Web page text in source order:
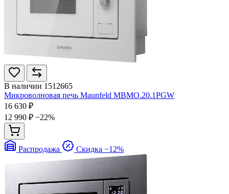
В наличии 1512665
Микроволновая печь Maunfeld MBMO.20.1PGW
16 630 ₽
12 990 ₽ −22%
Распродажа Скидка −12%